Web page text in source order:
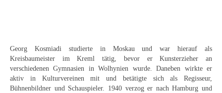
Curt Wittenbecher
Weitere Künstler nach 1945
Unbekannt
Georg Kosmiadi studierte in Moskau und war hierauf als
Kreisbaumeister im Kreml tätig, bevor er Kunsterzieher an
verschiedenen Gymnasien in Wolhynien wurde. Daneben wirkte er
aktiv in Kulturvereinen mit und betätigte sich als Regisseur,
Bühnenbildner und Schauspieler. 1940 verzog er nach Hamburg und